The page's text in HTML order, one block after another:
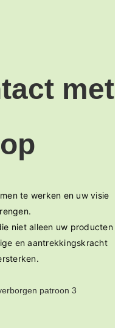
met
te werken en uw visie
niet alleen uw producten
en aantrekkingskracht